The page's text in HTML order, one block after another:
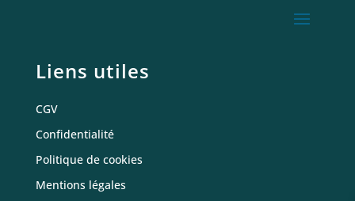
Liens utiles
CGV
Confidentialité
Politique de cookies
Mentions légales